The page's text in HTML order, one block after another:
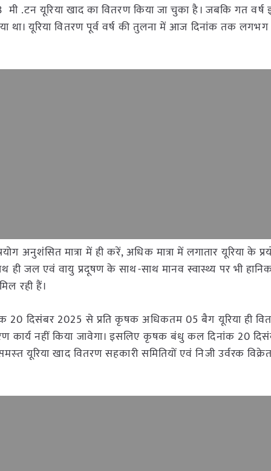
.टन यूरिया खाद का वितरण किया जा चुका है। जबकि गत वर्ष
था। यूरिया वितरण पूर्व वर्ष की तुलना में आज दिनांक तक लगभग
अनुशंसित मात्रा में ही करें, अधिक मात्रा में लगातार यूरिया के
ही जल एवं वायु प्रदूषण के साथ-साथ मानव स्वास्थ्य पर भी
रही हैं।
20 दिसंबर 2025 से प्रति कृषक अधिकतम 05 बैग यूरिया ही
कार्य नहीं किया जावेगा। इसलिए कृषक बंधु कल दिनांक 20
यूरिया खाद वितरण सहकारी समितियों एवं निजी उर्वरक